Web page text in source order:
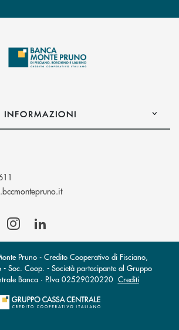
INFORMAZIONI
(si apre l’app di posta
Pruno - Credito Cooperativo di Fisciano,
- Soc. Coop. - Società partecipante al Gruppo
Banca · P.Iva 02529020220 Crediti